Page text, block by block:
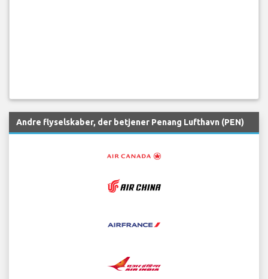
Andre flyselskaber, der betjener Penang Lufthavn (PEN)